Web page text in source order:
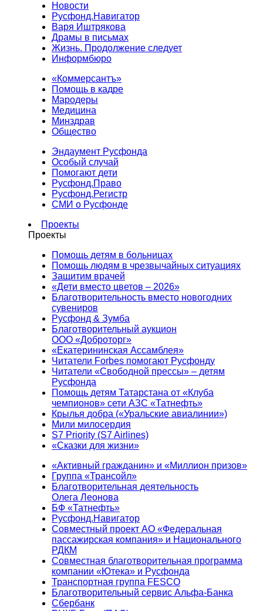
Новости
Русфонд.Навигатор
Варя Иштрякова
Драмы в письмах
Жизнь. Продолжение следует
Информбюро
«Коммерсантъ»
Помощь в кадре
Мародеры
Медицина
Минздрав
Общество
Эндаумент Русфонда
Особый случай
Помогают дети
Русфонд.Право
Русфонд.Регистр
СМИ о Русфонде
Проекты
Проекты
Помощь детям в больницах
Помощь людям в чрезвычайных ситуациях
Защитим врачей
«Дети вместо цветов – 2026»
Благотворительность вместо новогодних
сувениров
Русфонд & Зумба
Благотворительный аукцион
ООО «Доброторг»
«Екатерининская Ассамблея»
Читатели Forbes помогают Русфонду
Читатели «Свободной прессы» – детям
Русфонда
Помощь детям Татарстана от «Клуба
чемпионов» сети АЗС «Татнефть»
Крылья добра («Уральские авиалинии»)
Мили милосердия
S7 Priority (S7 Airlines)
«Сказки для жизни»
«Активный гражданин» и «Миллион призов»
Группа «Трансойл»
Благотворительная деятельность
Олега Леонова
БФ «Татнефть»
Русфонд.Навигатор
Совместный проект АО «Федеральная
пассажирская компания» и Национального
РДКМ
Совместная благотворительная программа
компании «Ютека» и Русфонда
Транспортная группа FESCO
Благотворительный сервис Альфа-Банка
Сбербанк